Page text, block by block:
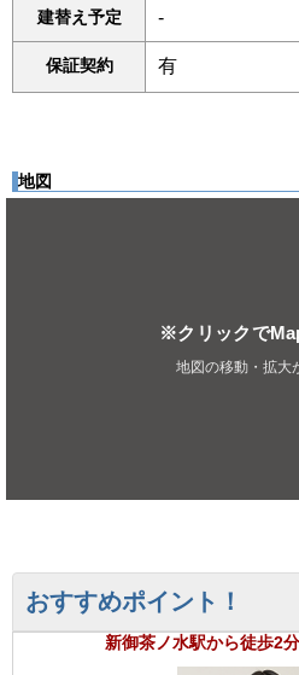
建替え予定 -
保証契約 有
地図
※クリックで
地図の移動・拡大
おすすめポイント！
新御茶ノ水駅から徒歩2